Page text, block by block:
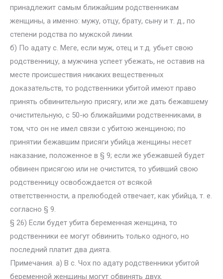
принадлежит самым ближайшим родственникам
женщины, а именно: мужу, отцу, брату, сыну и т. д., по
степени родства по мужской линии.
б) По адату с. Меге, если муж, отец и т.д. убьет свою
родственницу, а мужчина успеет убежать, не оставив на
месте происшествия никаких вещественных
доказательств, то родственники убитой имеют право
принять обвинительную присягу, или же дать бежавшему
очистительную, с 50-ю ближайшими родственниками, в
том, что он не имел связи с убитою женщиною; по
принятии бежавшим присяги убийца женщины несет
наказание, положенное в § 9; если же убежавшей будет
обвинен присягою или не очистится, то убивший свою
родственницу освобождается от всякой
ответственности, а прелюбодей отвечает, как убийца, т. е.
согласно § 9.
§ 26) Если будет убита беременная женщина, то
родственники ее могут обвинить только одного, но
последний платит два дията.
Примечания. а) В с. Чох по адату родственники убитой
беременной женщины могут обвинять двух.